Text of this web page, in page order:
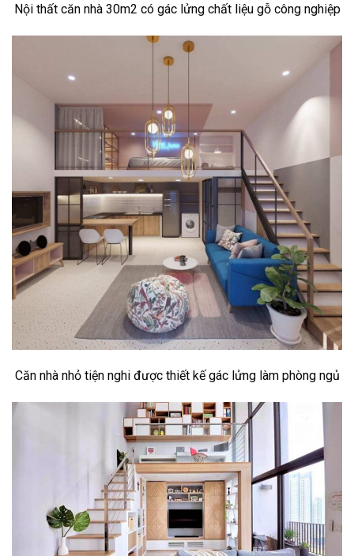
Nội thất căn nhà 30m2 có gác lửng chất liệu gỗ công nghiệp
Căn nhà nhỏ tiện nghi được thiết kế gác lửng làm phòng ngủ